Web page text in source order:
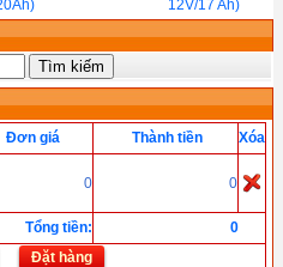
12V/17 Ah)
Đơn giá Thành tiền Xóa
0 0
Tổng tiền:
0
Đặt hàng